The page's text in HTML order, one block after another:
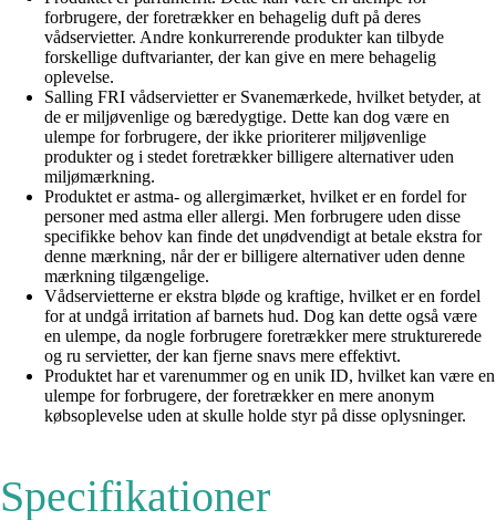
forbrugere, der foretrækker en behagelig duft på deres
vådservietter. Andre konkurrerende produkter kan tilbyde
forskellige duftvarianter, der kan give en mere behagelig
oplevelse.
Salling FRI vådservietter er Svanemærkede, hvilket betyder, at
de er miljøvenlige og bæredygtige. Dette kan dog være en
ulempe for forbrugere, der ikke prioriterer miljøvenlige
produkter og i stedet foretrækker billigere alternativer uden
miljømærkning.
Produktet er astma- og allergimærket, hvilket er en fordel for
personer med astma eller allergi. Men forbrugere uden disse
specifikke behov kan finde det unødvendigt at betale ekstra for
denne mærkning, når der er billigere alternativer uden denne
mærkning tilgængelige.
Vådservietterne er ekstra bløde og kraftige, hvilket er en fordel
for at undgå irritation af barnets hud. Dog kan dette også være
en ulempe, da nogle forbrugere foretrækker mere strukturerede
og ru servietter, der kan fjerne snavs mere effektivt.
Produktet har et varenummer og en unik ID, hvilket kan være en
ulempe for forbrugere, der foretrækker en mere anonym
købsoplevelse uden at skulle holde styr på disse oplysninger.
Specifikationer